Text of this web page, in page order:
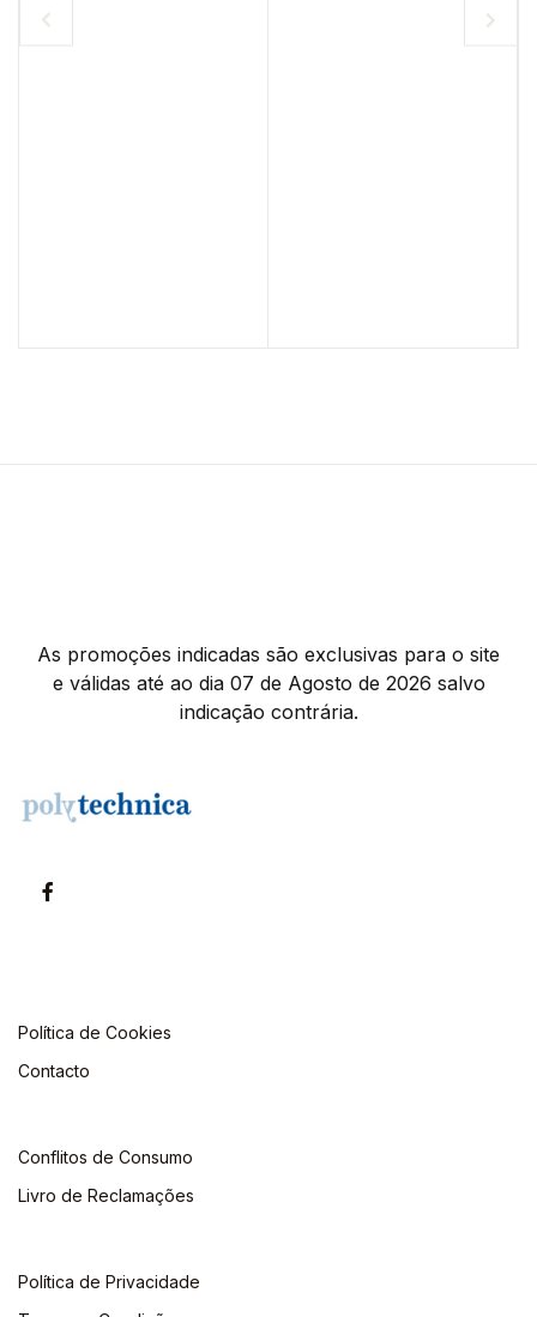
-10%
As promoções indicadas são exclusivas para o site
e válidas até ao dia 07 de Agosto de 2026 salvo
indicação contrária.
Política de Cookies
Contacto
Conflitos de Consumo
Livro de Reclamações
Política de Privacidade